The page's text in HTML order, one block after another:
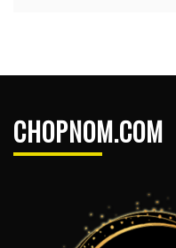
CHOPNOM.COM